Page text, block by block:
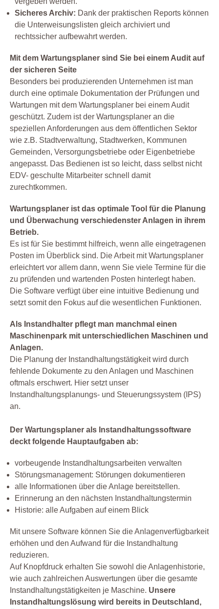
Sicheres Archiv: Dank der praktischen Reports können
die Unterweisungslisten gleich archiviert und
rechtssicher aufbewahrt werden.
Mit dem Wartungsplaner sind Sie bei einem Audit auf
der sicheren Seite
Besonders bei produzierenden Unternehmen ist man
durch eine optimale Dokumentation der Prüfungen und
Wartungen mit dem Wartungsplaner bei einem Audit
geschützt. Zudem ist der Wartungsplaner an die
speziellen Anforderungen aus dem öffentlichen Sektor
wie z.B. Stadtverwaltung, Stadtwerken, Kommunen
Gemeinden, Versorgungsbetriebe oder Eigenbetriebe
angepasst. Das Bedienen ist so leicht, dass selbst nicht
EDV- geschulte Mitarbeiter schnell damit
zurechtkommen.
Wartungsplaner ist das optimale Tool für die Planung
und Überwachung verschiedenster Anlagen in ihrem
Betrieb.
Es ist für Sie bestimmt hilfreich, wenn alle eingetragenen
Posten im Überblick sind. Die Arbeit mit Wartungsplaner
erleichtert vor allem dann, wenn Sie viele Termine für die
zu prüfenden und wartenden Posten hinterlegt haben.
Die Software verfügt über eine intuitive Bedienung und
setzt somit den Fokus auf die wesentlichen Funktionen.
Als Instandhalter pflegt man manchmal einen
Maschinenpark mit unterschiedlichen Maschinen und
Anlagen.
Die Planung der Instandhaltungstätigkeit wird durch
fehlende Dokumente zu den Anlagen und Maschinen
oftmals erschwert. Hier setzt unser
Instandhaltungsplanungs- und Steuerungssystem (IPS)
an.
Der Wartungsplaner als Instandhaltungssoftware
deckt folgende Hauptaufgaben ab:
vorbeugende Instandhaltungsarbeiten verwalten
Störungsmanagement: Störungen dokumentieren
alle Informationen über die Anlage bereitstellen.
Erinnerung an den nächsten Instandhaltungstermin
Historie: alle Aufgaben auf einem Blick
Mit unsere Software können Sie die Anlagenverfügbarkeit
erhöhen und den Aufwand für die Instandhaltung
reduzieren.
Auf Knopfdruck erhalten Sie sowohl die Anlagenhistorie,
wie auch zahlreichen Auswertungen über die gesamte
Instandhaltungstätigkeiten je Maschine. Unsere
Instandhaltungslösung wird bereits in Deutschland,